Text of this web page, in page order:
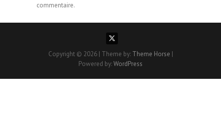
commentaire.
Copyright © 2026 | Theme by: Theme Horse |
Powered by:WordPress